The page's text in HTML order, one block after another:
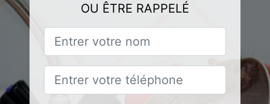
OU ÊTRE RAPPELÉ